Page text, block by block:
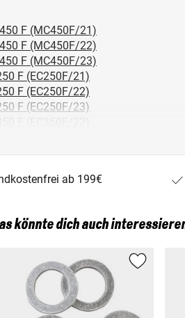
F (MC450F/21)
F (MC450F/22)
F (MC450F/23)
F (EC250F/21)
F (EC250F/22)
F (EC250F/23)
450 (FC450/19)
450 (FC450/21)
250 (FC250/14)
250 (FC250/16)
250 (FC250/17)
250 (FC250/19)
250 (FC250/20)
ab 199€
könnte dich auch